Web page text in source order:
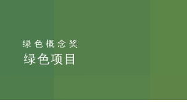
绿色概念奖
绿色项目